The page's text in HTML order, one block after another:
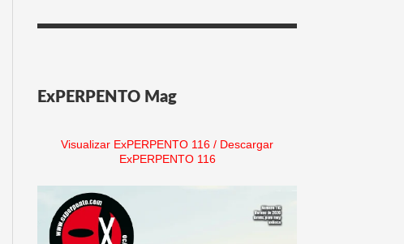
ExPERPENTO Mag
Visualizar ExPERPENTO 116 / Descargar
ExPERPENTO 116